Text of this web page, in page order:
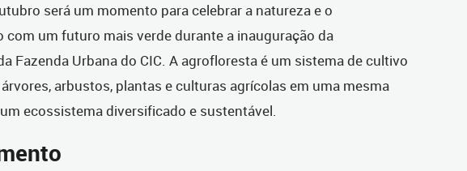
será um momento para celebrar a natureza e o
com um futuro mais verde durante a inauguração da
Fazenda Urbana do CIC. A agrofloresta é um sistema de cultivo
arbustos, plantas e culturas agrícolas em uma mesma
ecossistema diversificado e sustentável.